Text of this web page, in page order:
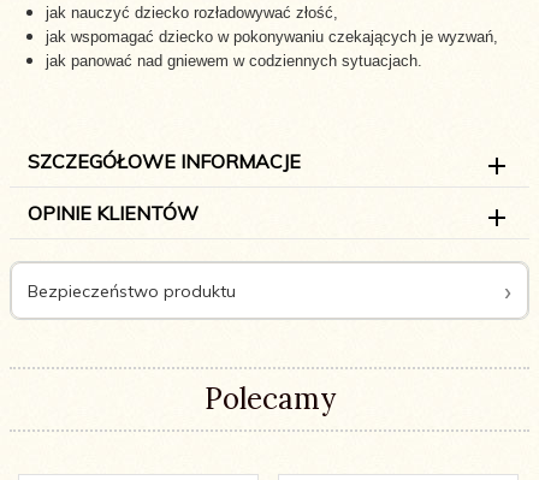
jak nauczyć dziecko rozładowywać złość,
jak wspomagać dziecko w pokonywaniu czekających je wyzwań,
jak panować nad gniewem w codziennych sytuacjach.
SZCZEGÓŁOWE INFORMACJE
OPINIE KLIENTÓW
Bezpieczeństwo produktu
Polecamy